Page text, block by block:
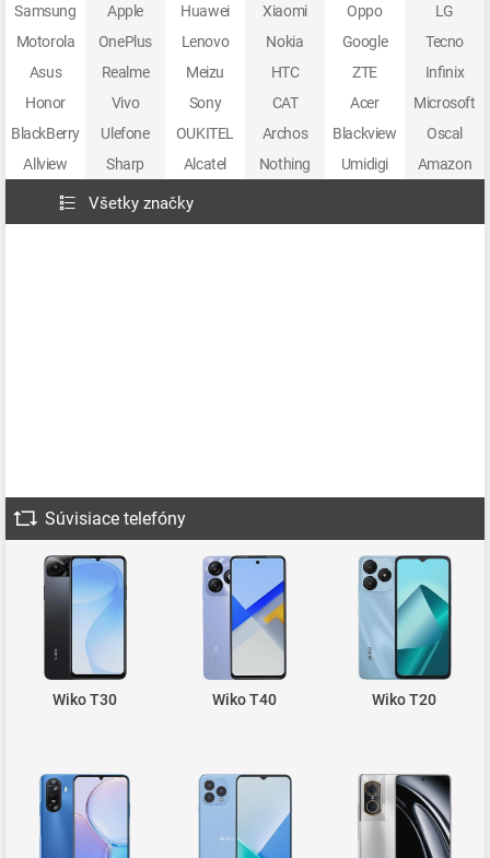
Samsung Apple Huawei Xiaomi Oppo
LG
Motorola
OnePlus Lenovo Nokia Google
Tecno
Asus
Realme Meizu HTC ZTE
Infinix
Honor
Vivo Sony CAT Acer
Microsoft
BlackBerry
Ulefone OUKITEL Archos Blackview
Oscal
Allview
Sharp Alcatel Nothing Umidigi Amazon
Všetky značky
Súvisiace telefóny
Wiko T30 Wiko T40 Wiko T20